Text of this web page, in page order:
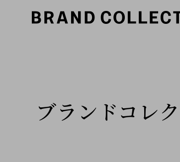
ブランドコレ